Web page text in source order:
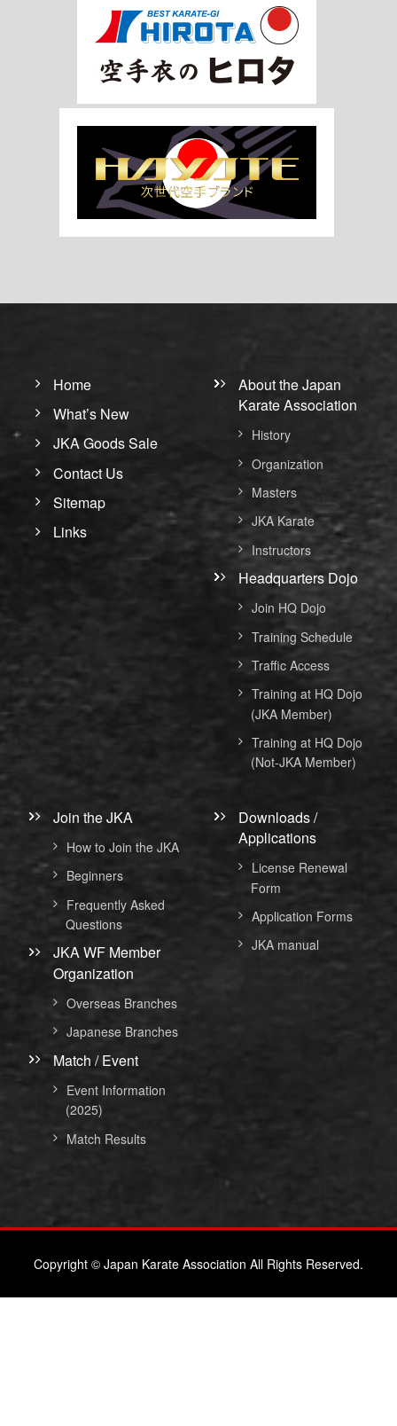
Home
What’s New
JKA Goods Sale
Contact Us
Sitemap
Links
About the Japan
Karate Association
History
Organization
Masters
JKA Karate
Instructors
Headquarters Dojo
Join HQ Dojo
Training Schedule
Traffic Access
Training at HQ Dojo
(JKA Member)
Training at HQ Dojo
(Not-JKA Member)
Join the JKA
How to Join the JKA
Beginners
Frequently Asked
Questions
JKA WF Member
Organization
Overseas Branches
Japanese Branches
Match / Event
Event Information
(2025)
Match Results
Downloads /
Applications
License Renewal
Form
Application Forms
JKA manual
Copyright © Japan Karate Association All Rights Reserved.